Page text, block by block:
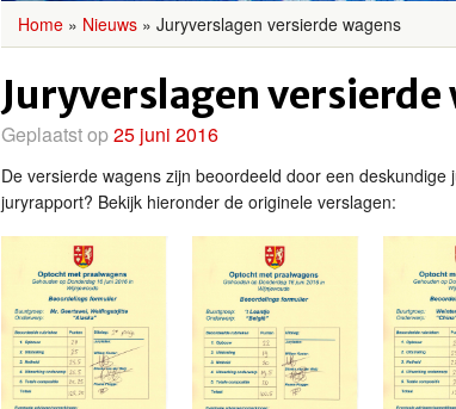
Home » Nieuws » Juryverslagen versierde wagens
Juryverslagen versierde
Geplaatst op25 juni 2016
De versierde wagens zijn beoordeeld door een deskundige
juryrapport? Bekijk hieronder de originele verslagen: